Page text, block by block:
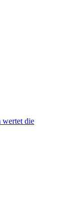
wertet die